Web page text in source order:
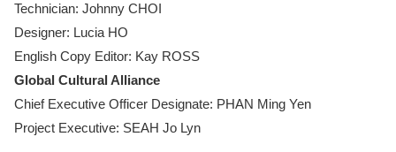
Technician: Johnny CHOI
​Designer: Lucia HO
English Copy Editor: Kay ROSS
Global Cultural Alliance
Chief Executive Officer Designate: PHAN Ming Yen
Project Executive: SEAH Jo Lyn